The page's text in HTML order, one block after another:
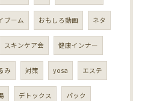
ブーム おもしろ動画 ネタ
スキンケア会 健康インナー
み 対策 yosa エステ
デトックス パック